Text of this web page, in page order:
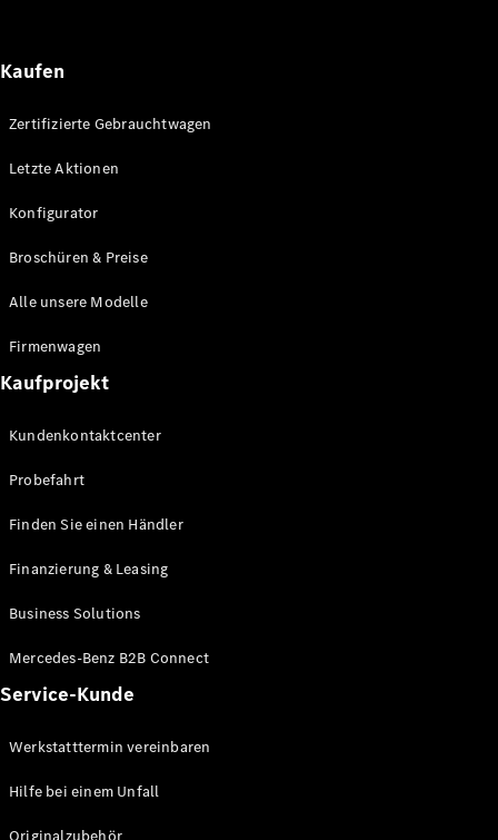
Kaufen
Zertifizierte Gebrauchtwagen
Letzte Aktionen
Konfigurator
Broschüren & Preise
Alle unsere Modelle
Firmenwagen
Kaufprojekt
Kundenkontaktcenter
Probefahrt
Finden Sie einen Händler
Finanzierung & Leasing
Business Solutions
Mercedes-Benz B2B Connect
Service-Kunde
Werkstatttermin vereinbaren
Hilfe bei einem Unfall